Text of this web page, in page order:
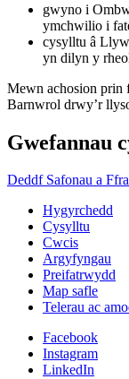
gwyno i
ymchwilio i
cysylltu â
yn dilyn y
Mewn achosion prin
Barnwrol drwy’r
Gwefannau
Deddf Safonau a
Hygyrchedd
Cysylltu
Cwcis
Argyfyngau
Preifatrwydd
Map safle
Telerau ac
Facebook
Instagram
LinkedIn